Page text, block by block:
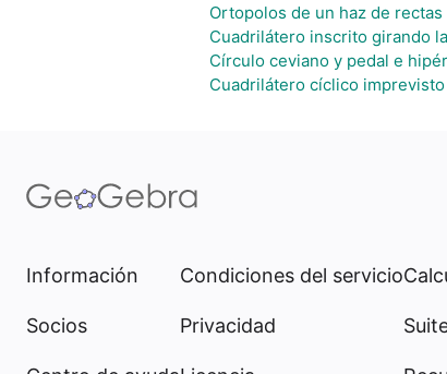
Ortopolos de un haz de
Cuadrilátero inscrito girando
Círculo ceviano y pedal e
Cuadrilátero cíclico imprevisto
Información
Socios
Condiciones del servicio
Privacidad